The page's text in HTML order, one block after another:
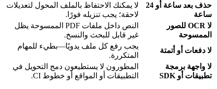
حذف بعد ساعة أو 24
ساعة
لا يمكنك الاحتفاظ بالملف المحول لتعديلات
لاحقة؛ يجب تنزيله فورًا.
لا OCR للصور
الممسوحة
النص داخل ملفات PDF الممسوحة يظل
غير قابل للبحث والنسخ.
لا دفعات أو أتمتة
يجب رفع كل ملف يدويًا—بطيء للمهام
المتكررة.
لا واجهة برمجة
تطبيقات أو SDK
المطورون لا يستطيعون دمج التحويل في
التطبيقات أو المواقع أو خطوط CI.